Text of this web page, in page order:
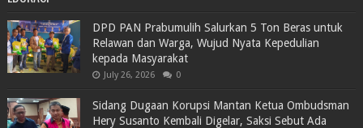
DPD PAN Prabumulih Salurkan 5 Ton Beras untuk
Relawan dan Warga, Wujud Nyata Kepedulian
kepada Masyarakat
July 26, 2026 0
Sidang Dugaan Korupsi Mantan Ketua Ombudsman
Hery Susanto Kembali Digelar, Saksi Sebut Ada